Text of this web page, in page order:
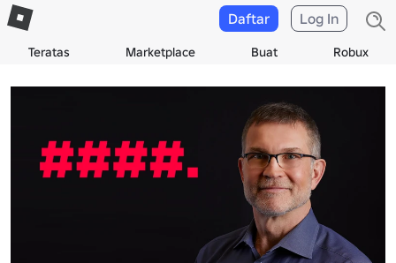
Teratas Marketplace Buat Robux
Daftar Log In